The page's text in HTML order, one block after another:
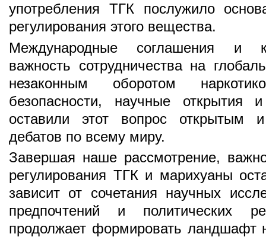
употребления ТГК послужило
регулирования этого вещества.
Международные соглашения и
важность сотрудничества на
незаконным оборотом
безопасности, научные открытия
оставили этот вопрос открытым
дебатов по всему миру.
Завершая наше рассмотрение,
регулирования ТГК и марихуаны
зависит от сочетания научных
предпочтений и политических
продолжает формировать ландшафт